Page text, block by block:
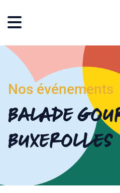
Nos événements
Balade
Buxerolles